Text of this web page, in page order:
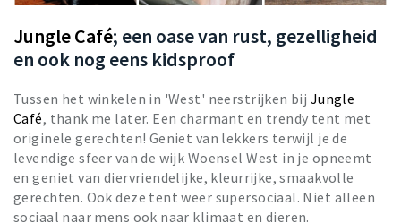
Jungle Café; een oase van rust, gezelligheid
en ook nog eens kidsproof
Tussen het winkelen in 'West' neerstrijken bij Jungle
Café, thank me later. Een charmant en trendy tent met
originele gerechten! Geniet van lekkers terwijl je de
levendige sfeer van de wijk Woensel West in je opneemt
en geniet van diervriendelijke, kleurrijke, smaakvolle
gerechten. Ook deze tent weer supersociaal. Niet alleen
sociaal naar mens ook naar klimaat en dieren.